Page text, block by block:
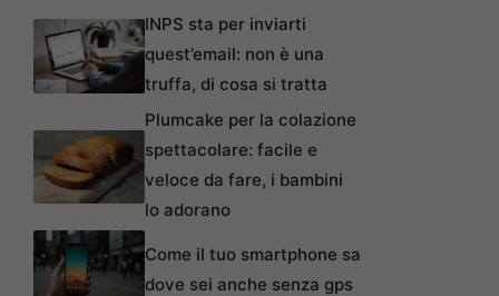
INPS sta per inviarti
quest’email: non è una
truffa, di cosa si tratta
Plumcake per la colazione
spettacolare: facile e
veloce da fare, i bambini
lo adorano
Come il tuo smartphone sa
dove sei anche senza gps